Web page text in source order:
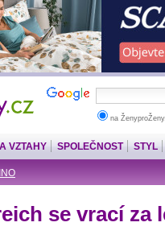
na
VZTAHY SPOLEČNOST STYL
se vrací za